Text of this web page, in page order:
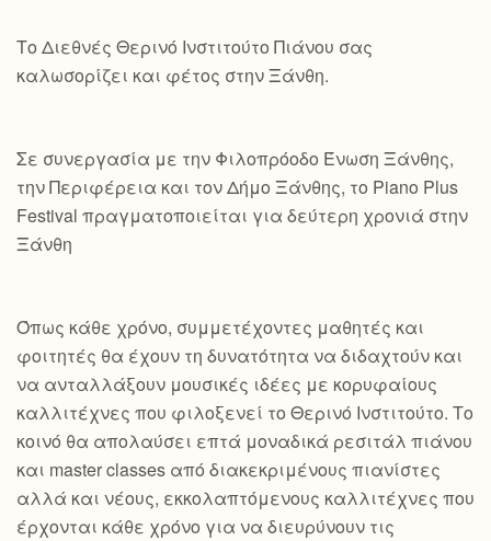
Το Διεθνές Θερινό Ινστιτούτο Πιάνου σας
καλωσορίζει και φέτος στην Ξάνθη.
Σε συνεργασία με την Φιλοπρόοδο Ένωση Ξάνθης,
την Περιφέρεια και τον Δήμο Ξάνθης, το Piano Plus
Festival πραγματοποιείται για δεύτερη χρονιά στην
Ξάνθη
Όπως κάθε χρόνο, συμμετέχοντες μαθητές και
φοιτητές θα έχουν τη δυνατότητα να διδαχτούν και
να ανταλλάξουν μουσικές ιδέες με κορυφαίους
καλλιτέχνες που φιλοξενεί το Θερινό Ινστιτούτο. Το
κοινό θα απολαύσει επτά μοναδικά ρεσιτάλ πιάνου
και master classes από διακεκριμένους πιανίστες
αλλά και νέους, εκκολαπτόμενους καλλιτέχνες που
έρχονται κάθε χρόνο για να διευρύνουν τις